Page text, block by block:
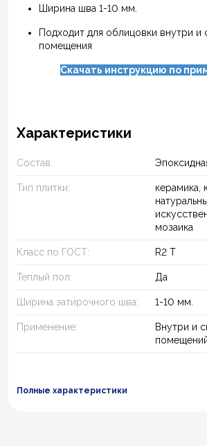
Ширина шва 1-10 мм.
Подходит для облицовки внутри и
помещения
Скачать инструкцию по
Характеристики
Состав:
Тип плитки:
керамика,
мозаика
Класс по ГОСТ: R2 T
Теплый пол: Да
Ширина затирочного шва: 1-10 мм.
Применение:
Внутри и
Полные характеристики